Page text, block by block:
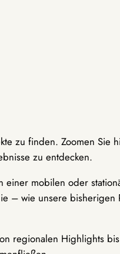
zu finden. Zoomen Sie
zu entdecken.
mobilen oder
– wie unsere
regionalen Highlights